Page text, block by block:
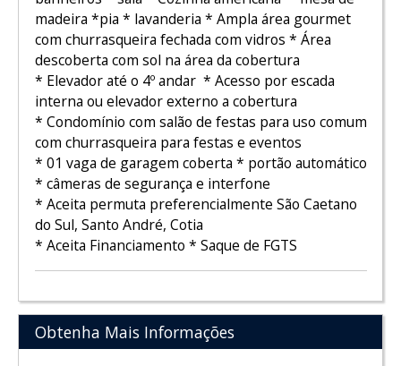
madeira *pia * lavanderia * Ampla área gourmet
com churrasqueira fechada com vidros * Área
descoberta com sol na área da cobertura
* Elevador até o 4º andar * Acesso por escada
interna ou elevador externo a cobertura
* Condomínio com salão de festas para uso comum
com churrasqueira para festas e eventos
* 01 vaga de garagem coberta * portão automático
* câmeras de segurança e interfone
* Aceita permuta preferencialmente São Caetano
do Sul, Santo André, Cotia
* Aceita Financiamento * Saque de FGTS
Obtenha Mais Informações